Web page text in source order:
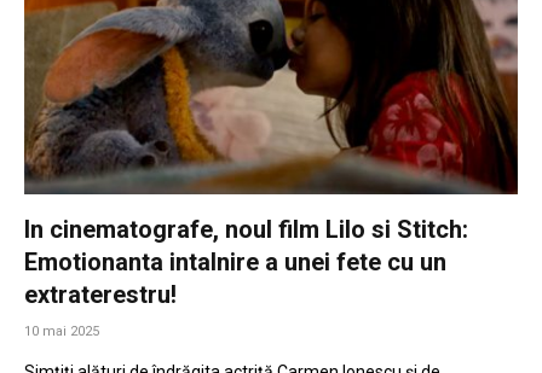
In cinematografe, noul film Lilo si Stitch:
Emotionanta intalnire a unei fete cu un
extraterestru!
10 mai 2025